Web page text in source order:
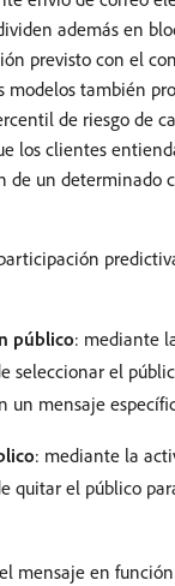
además en
previsto con el
modelos también
de riesgo de
los clientes
de un determinado
público: mediante
seleccionar el
un mensaje
: mediante la
quitar el público
mensaje en